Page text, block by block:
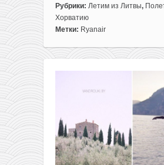
записи
Начало
лета!
рейсы
за
29€
в
одну
Рубрики: Летим из Литвы,
Хорватию
Метки: Ryanair